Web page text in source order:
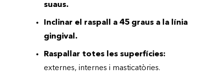
suaus.
Inclinar el raspall a 45 graus a la línia
gingival.
Raspallar totes les superfícies:
externes, internes i masticatòries.